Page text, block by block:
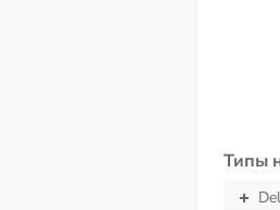
Типы